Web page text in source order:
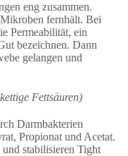
eng zusammen.
fernhält. Bei
Permeabilität, ein
bezeichnen. Dann
gelangen und
Fettsäuren)
Darmbakterien
Propionat und Acetat.
stabilisieren Tight